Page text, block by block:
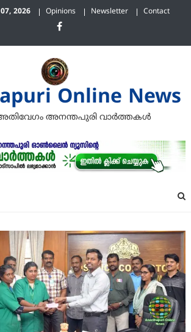
2026 Opinions Newsletter Contact
Online News
അനന്തപുരി വാര്‍ത്തകള്‍